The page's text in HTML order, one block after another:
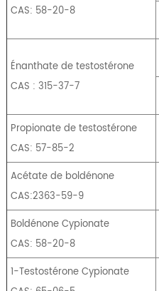
CAS: 58-20-8
Énanthate de testostérone
CAS : 315-37-7
Propionate de testostérone
CAS: 57-85-2
Acétate de boldénone
CAS:2363-59-9
Boldénone Cypionate
CAS: 58-20-8
1-Testostérone Cypionate